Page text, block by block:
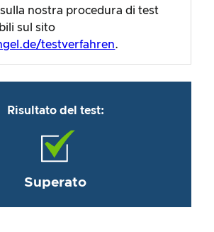
nostra procedura di test
sul sito
testverfahren.
Risultato del test:
Superato